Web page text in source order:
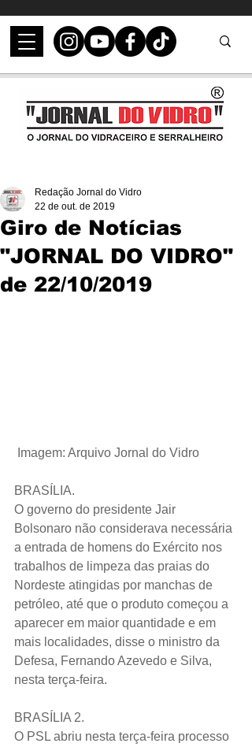
Giro de Notícias
"JORNAL DO VIDRO"
de 22/10/2019
Redação Jornal do Vidro
22 de out. de 2019
Imagem: Arquivo Jornal do Vidro
BRASÍLIA.
O governo do presidente Jair
Bolsonaro não considerava necessária
a entrada de homens do Exército nos
trabalhos de limpeza das praias do
Nordeste atingidas por manchas de
petróleo, até que o produto começou a
aparecer em maior quantidade e em
mais localidades, disse o ministro da
Defesa, Fernando Azevedo e Silva,
nesta terça-feira.
BRASÍLIA 2.
O PSL abriu nesta terça-feira processo